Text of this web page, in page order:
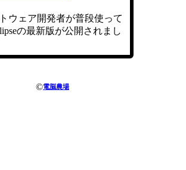
ウェア開発者が普段使って
の最新版が公開されまし
©電脳農場